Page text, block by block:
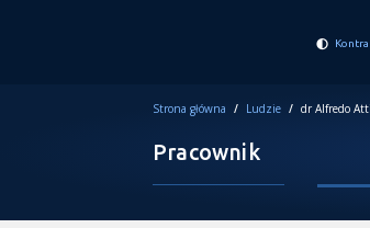
Strona główna / Ludzie / dr Alfredo
Pracownik